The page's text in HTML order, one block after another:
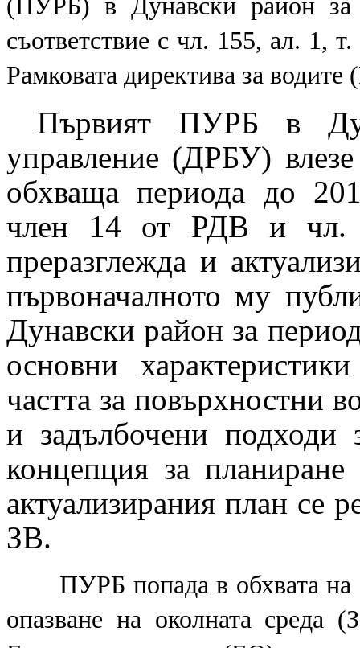
(ПУРБ) в Дунавски район за
съответствие с чл. 155, ал. 1,
Рамковата директива за водите (
Първият ПУРБ в
управление (ДРБУ)
обхваща периода до
член 14 от РДВ и
преразглежда и
първоначалното му
Дунавски район за
основни
частта за повърхностни
и задълбочени подходи
концепция за
актуализирания план се
ЗВ.
ПУРБ попада в обхвата на
опазване на околната